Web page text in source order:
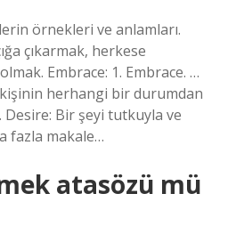
örnekleri ve anlamları.
çıkarmak, herkese
Embrace: 1. Embrace. …
herhangi bir durumdan
Bir şeyi tutkuyla ve
fazla makale…
atasözü mü